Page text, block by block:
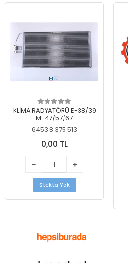
KLİMA RADYATÖRÜ E-38/39
M-47/57/67
6453 8 375 513
0,00 TL
Stokta Yok